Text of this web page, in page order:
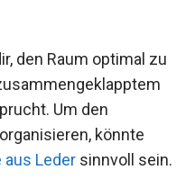
den Raum optimal zu
Um den
könnte
Leder sinnvoll sein.